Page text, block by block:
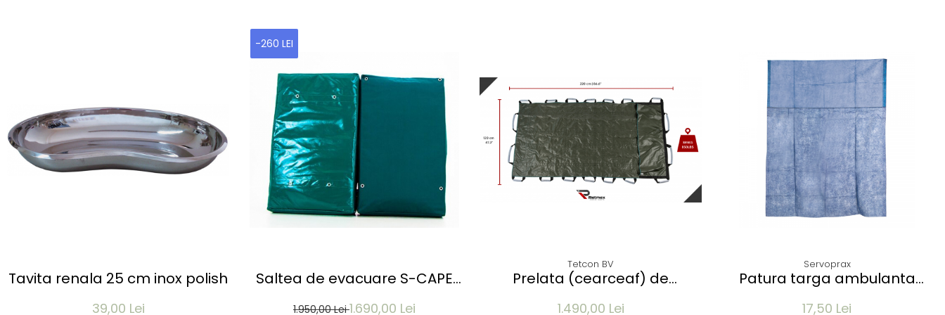
Tavita renala 25 cm inox polish
39,00 Lei
-260 LEI
Saltea de evacuare S-CAPE
60x210 cm
1.950,00 Lei1.690,00 Lei
Tetcon BV
Prelata (cearceaf) de
Bariatrici - material Poliester +
1.490,00 Lei
Servoprax
Patura targa ambulanta
albastra - 110x190 cm - 250g
17,50 Lei